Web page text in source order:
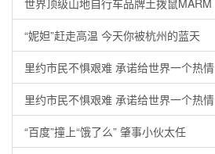
“妮妲”赶走高温 今天你被杭州的蓝天
里约市民不惧艰难 承诺给世界一个热情
里约市民不惧艰难 承诺给世界一个热情
“百度”撞上“饿了么” 肇事小伙太任